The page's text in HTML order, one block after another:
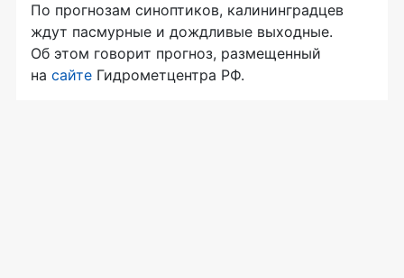
По прогнозам синоптиков, калининградцев
ждут пасмурные и дождливые выходные.
Об этом говорит прогноз, размещенный
на сайте Гидрометцентра РФ.